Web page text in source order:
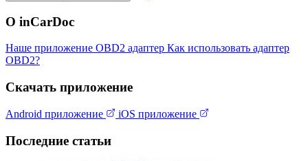
О inCarDoc
Наше приложение OBD2 адаптер Как использовать адаптер
OBD2?
Скачать приложение
Android приложение iOS приложение
Последние статьи